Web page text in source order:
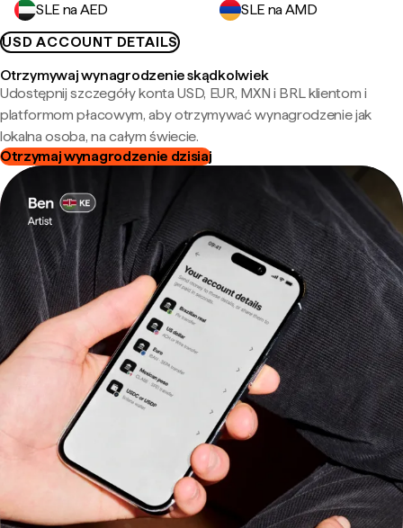
SLE na AED
SLE na AMD
USD ACCOUNT DETAILS
Otrzymywaj wynagrodzenie skądkolwiek
Udostępnij szczegóły konta USD, EUR, MXN i BRL klientom i
platformom płacowym, aby otrzymywać wynagrodzenie jak
lokalna osoba, na całym świecie.
Otrzymaj wynagrodzenie dzisiaj